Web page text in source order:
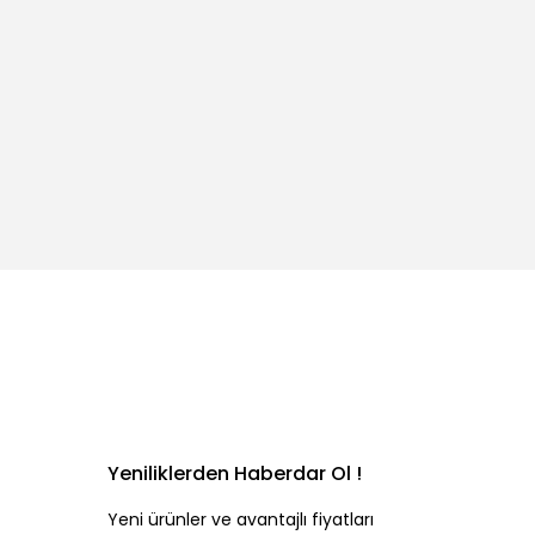
Yeniliklerden Haberdar Ol !
Yeni ürünler ve avantajlı fiyatları